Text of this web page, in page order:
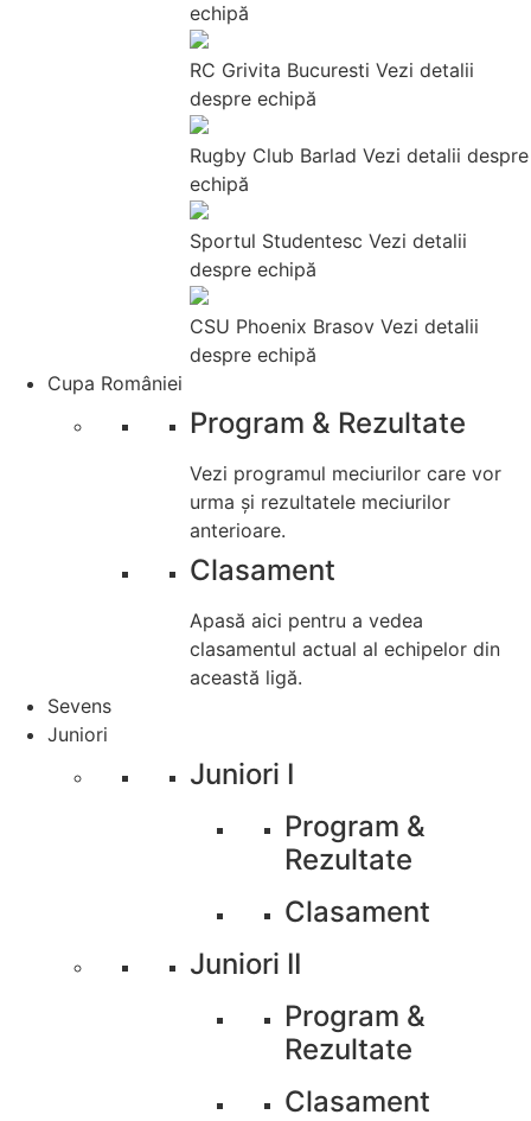
echipă
RC Grivita Bucuresti Vezi detalii
despre echipă
Rugby Club Barlad Vezi detalii despre
echipă
Sportul Studentesc Vezi detalii
despre echipă
CSU Phoenix Brasov Vezi detalii
despre echipă
Cupa României
Program & Rezultate
Vezi programul meciurilor care vor
urma și rezultatele meciurilor
anterioare.
Clasament
Apasă aici pentru a vedea
clasamentul actual al echipelor din
această ligă.
Sevens
Juniori
Juniori I
Program &
Rezultate
Clasament
Juniori II
Program &
Rezultate
Clasament